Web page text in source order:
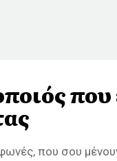
που σου